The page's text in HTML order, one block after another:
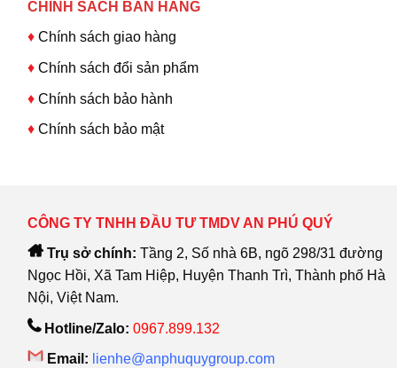
CHÍNH SÁCH BÁN HÀNG
♦ Chính sách giao hàng
♦ Chính sách đổi sản phẩm
♦ Chính sách bảo hành
♦ Chính sách bảo mật
CÔNG TY TNHH ĐẦU TƯ TMDV AN PHÚ QUÝ
Trụ sở chính: Tầng 2, Số nhà 6B, ngõ 298/31 đường
Ngọc Hồi, Xã Tam Hiệp, Huyện Thanh Trì, Thành phố Hà
Nội, Việt Nam.
Hotline/Zalo: 0967.899.132
Email: lienhe@anphuquygroup.com